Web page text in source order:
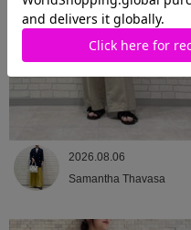
2026.08.06
Samantha Thavasa